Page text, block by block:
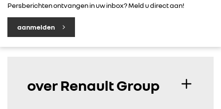
Persberichten ontvangen in uw inbox? Meld u direct aan!
aanmelden
over Renault Group